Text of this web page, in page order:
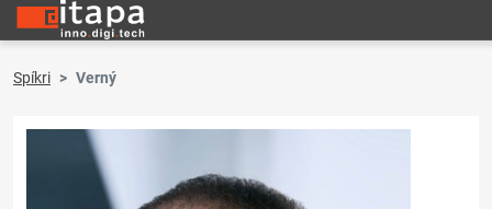
Spíkri Verný